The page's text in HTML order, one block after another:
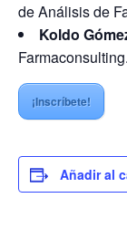
de Análisis de
Koldo
Farmaconsulting.
¡Inscríbete!
Añadir al